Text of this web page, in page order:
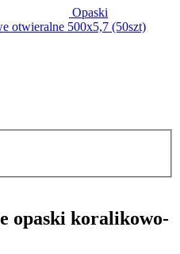
Opaski
otwieralne 500x5,7 (50szt)
opaski koralikowo-